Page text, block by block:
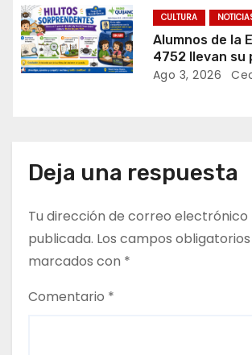
e
n
d
a
s
CULTURA
Alumnos de la
4752 llevan su
instancia
Ago 3, 2026
Deja una respuesta
Tu dirección de correo electrónico
publicada. Los campos
marcados con *
Comentario *